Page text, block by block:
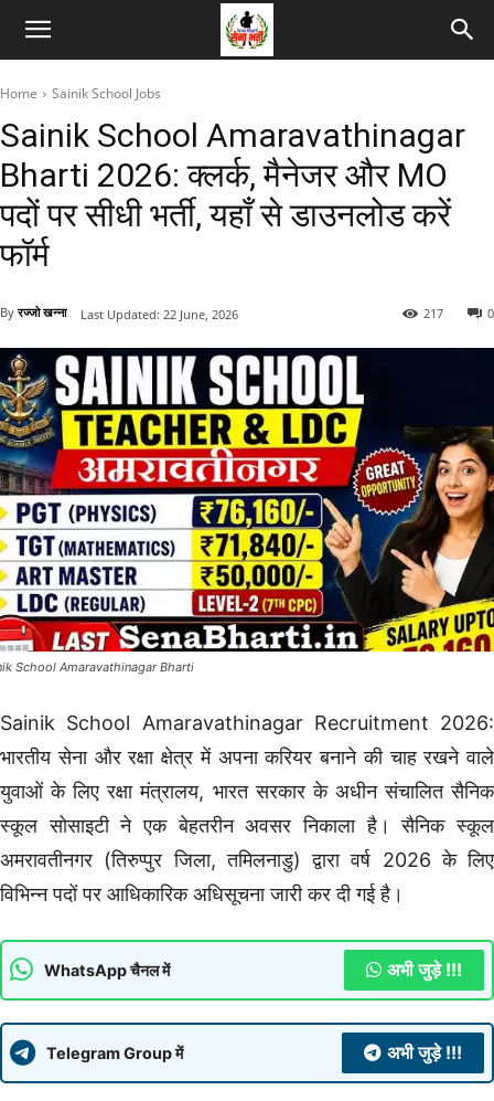
Home Sainik School Jobs
Sainik School Amaravathinagar
Bharti 2026: क्लर्क, मैनेजर और MO
पदों पर सीधी भर्ती, यहाँ से डाउनलोड करें
फॉर्म
By रज्जो खन्ना 0
217
Last Updated: 22 June, 2026
School Amaravathinagar Bharti
Sainik School Amaravathinagar Recruitment 2026:
भारतीय सेना और रक्षा क्षेत्र में अपना करियर बनाने की चाह रखने वाले
युवाओं के लिए रक्षा मंत्रालय, भारत सरकार के अधीन संचालित सैनिक
स्कूल सोसाइटी ने एक बेहतरीन अवसर निकाला है। सैनिक स्कूल
अमरावतीनगर (तिरुप्पुर जिला, तमिलनाडु) द्वारा वर्ष 2026 के लिए
विभिन्न पदों पर आधिकारिक अधिसूचना जारी कर दी गई है।
WhatsApp चैनल में अभी जुड़े !!!
Telegram Group में अभी जुड़े !!!